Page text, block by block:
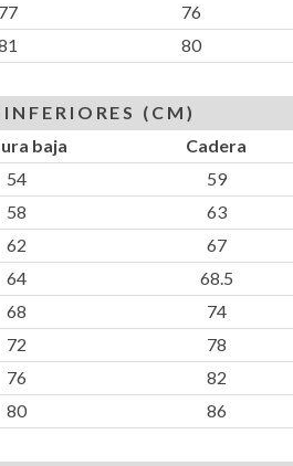
77
76
80
INFERIORES (CM)
baja
Cadera
54
59
58
63
62
67
64
68.5
68
74
72
78
76
82
80 86